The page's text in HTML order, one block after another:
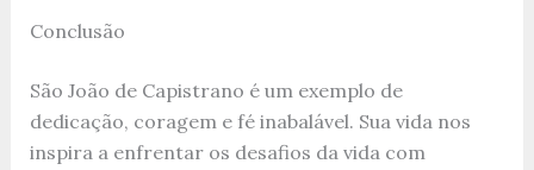
Conclusão
São João de Capistrano é um exemplo de
dedicação, coragem e fé inabalável. Sua vida nos
inspira a enfrentar os desafios da vida com